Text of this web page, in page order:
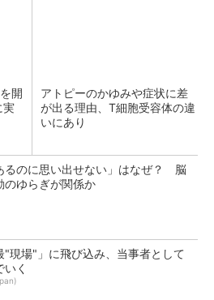
開
実
アトピーのかゆみや症状に差
が出る理由、T細胞受容体の違
いにあり
るのに思い出せない」はなぜ？ 脳
のゆらぎが関係か
"現場"」に飛び込み、当事者として
く